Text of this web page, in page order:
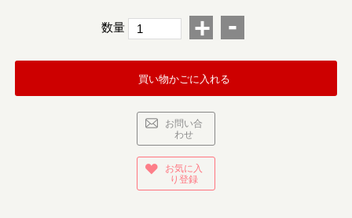
数量 + -
買い物かごに入れる
お問い合
わせ
お気に入
り登録